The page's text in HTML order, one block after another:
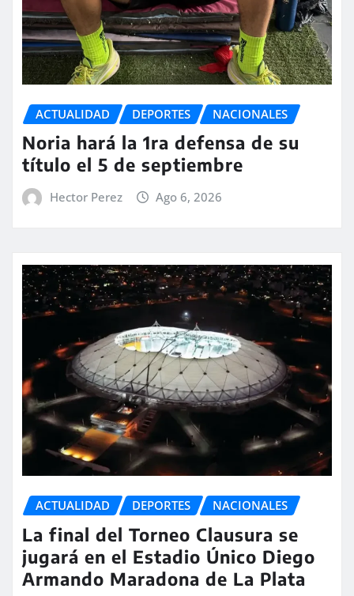
ACTUALIDAD DEPORTES NACIONALES
Noria hará la 1ra defensa de su
título el 5 de septiembre
Hector Perez Ago 6, 2026
ACTUALIDAD DEPORTES NACIONALES
La final del Torneo Clausura se
jugará en el Estadio Único Diego
Armando Maradona de La Plata